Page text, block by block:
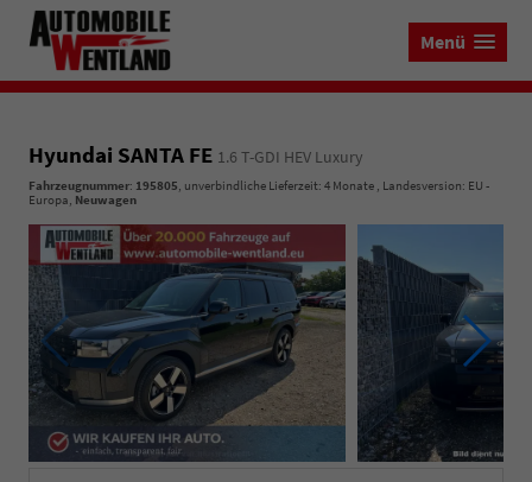
Menü
Hyundai SANTA FE 1.6 T-GDI HEV Luxury
Fahrzeugnummer: 195805, unverbindliche Lieferzeit: 4 Monate , Landesversion: EU -
Europa, Neuwagen